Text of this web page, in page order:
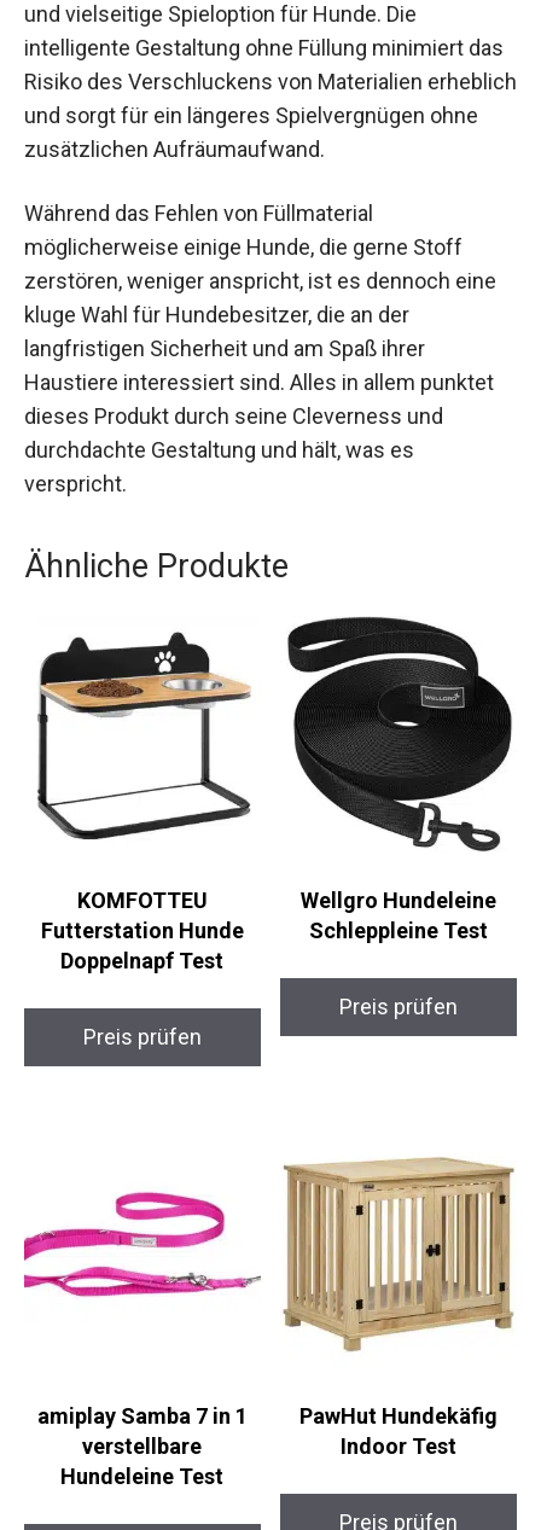
und vielseitige Spieloption für Hunde. Die
intelligente Gestaltung ohne Füllung minimiert das
Risiko des Verschluckens von Materialien erheblich
und sorgt für ein längeres Spielvergnügen ohne
zusätzlichen Aufräumaufwand.
Während das Fehlen von Füllmaterial
möglicherweise einige Hunde, die gerne Stoff
zerstören, weniger anspricht, ist es dennoch eine
kluge Wahl für Hundebesitzer, die an der
langfristigen Sicherheit und am Spaß ihrer
Haustiere interessiert sind. Alles in allem punktet
dieses Produkt durch seine Cleverness und
durchdachte Gestaltung und hält, was es
verspricht.
Ähnliche Produkte
KOMFOTTEU
Futterstation Hunde
Doppelnapf Test
Preis prüfen
Wellgro Hundeleine
Schleppleine Test
Preis prüfen
amiplay Samba 7 in 1
verstellbare
Hundeleine Test
PawHut Hundekäfig
Indoor Test
Preis prüfen